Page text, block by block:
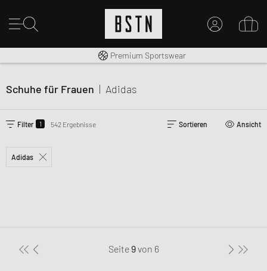
EINEN ACCOUNT ERSTELLEN
Kostenloser Versand nach DE ab € 70
Premium Sportswear
Schuhe für Frauen | Adidas
Filter 1 542 Ergebnisse Sortieren Ansicht
Adidas
Seite 9von 6